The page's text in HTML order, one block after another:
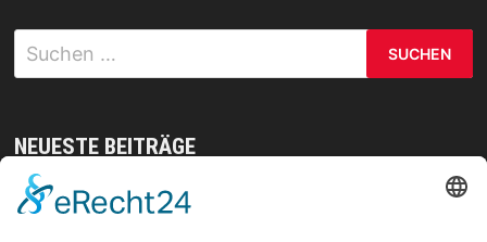
Suchen
nach:
NEUESTE BEITRÄGE
Mit gezielten Übungen zur Sicherheit in allen